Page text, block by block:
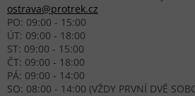
ostrava@protrek.cz
PO: 09:00 - 15:00
ÚT: 09:00 - 18:00
ST: 09:00 - 15:00
ČT: 09:00 - 18:00
PÁ: 09:00 - 14:00
SO: 08:00 - 14:00 (VŽDY PRVNÍ DVĚ